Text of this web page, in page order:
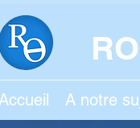
A notre